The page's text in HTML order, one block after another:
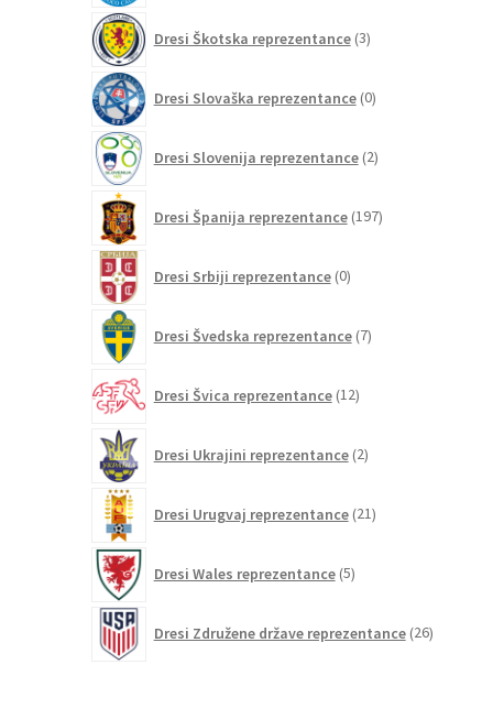
Dresi Škotska reprezentance 3izdelki
Dresi Slovaška reprezentance 0izdelkov
Dresi Slovenija reprezentance 2izdelka
Dresi Španija reprezentance 197izdelkov
Dresi Srbiji reprezentance 0izdelkov
Dresi Švedska reprezentance 7izdelkov
Dresi Švica reprezentance 12izdelkov
Dresi Ukrajini reprezentance 2izdelka
Dresi Urugvaj reprezentance 21izdelkov
Dresi Wales reprezentance 5izdelkov
Dresi Združene države reprezentance 26izdelkov